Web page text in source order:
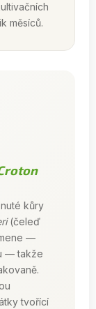
měsíců.
kůry
(čeleď
—
— takže
tvořící